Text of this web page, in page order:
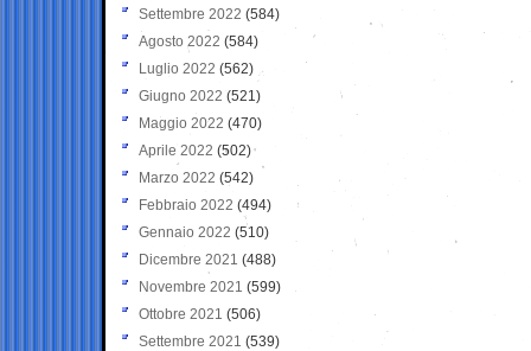
Settembre 2022 (584)
Agosto 2022 (584)
Luglio 2022 (562)
Giugno 2022 (521)
Maggio 2022 (470)
Aprile 2022 (502)
Marzo 2022 (542)
Febbraio 2022 (494)
Gennaio 2022 (510)
Dicembre 2021 (488)
Novembre 2021 (599)
Ottobre 2021 (506)
Settembre 2021 (539)